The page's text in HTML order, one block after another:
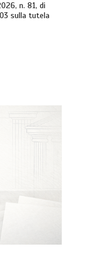
n. 81, di
sulla tutela